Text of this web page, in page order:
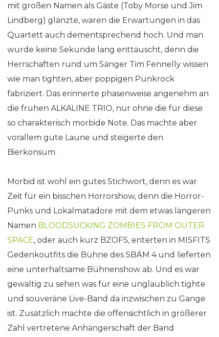
mit großen Namen als Gäste (Toby Morse und Jim
Lindberg) glänzte, waren die Erwartungen in das
Quartett auch dementsprechend hoch. Und man
wurde keine Sekunde lang enttäuscht, denn die
Herrschaften rund um Sänger Tim Fennelly wissen
wie man tighten, aber poppigen Punkrock
fabriziert. Das erinnerte phasenweise angenehm an
die frühen ALKALINE TRIO, nur ohne die für diese
so charakterisch morbide Note. Das machte aber
vorallem gute Laune und steigerte den
Bierkonsum.
Morbid ist wohl ein gutes Stichwort, denn es war
Zeit für ein bisschen Horrorshow, denn die Horror-
Punks und Lokalmatadore mit dem etwas längeren
Namen BLOODSUCKING ZOMBIES FROM OUTER
SPACE, oder auch kurz BZOFS, enterten in MISFITS
Gedenkoutfits die Bühne des SBÄM 4 und lieferten
eine unterhaltsame Bühnenshow ab. Und es war
gewaltig zu sehen was für eine unglaublich tighte
und souveräne Live-Band da inzwischen zu Gange
ist. Zusätzlich machte die offensichtlich in größerer
Zahl vertretene Anhängerschaft der Band